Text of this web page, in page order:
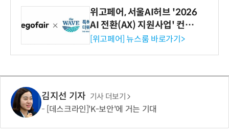
위고페어, 서울AI허브 '2026
AI 전환(AX) 지원사업' 컨소
시엄 선정
[위고페어] 뉴스룸 바로가기>
김지선 기자 기사 더보기
[데스크라인]'K-보안'에 거는 기대